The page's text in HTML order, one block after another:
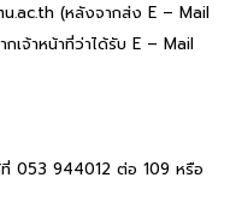
(หลังจากส่ง E – Mail
เจ้าหน้าที่ว่าได้รับ E – Mail
ที่ 053 944012 ต่อ 109 หรือ